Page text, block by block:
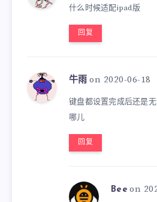
什么时候适配ipad版
回复
牛雨 on 2020-06-18
键盘都设置完成后还是
哪儿
回复
Bee on